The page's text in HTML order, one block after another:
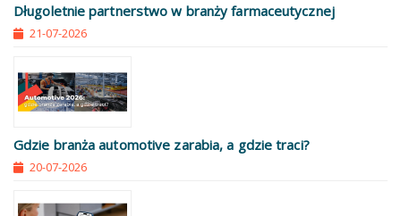
Długoletnie partnerstwo w branży farmaceutycznej
21-07-2026
Gdzie branża automotive zarabia, a gdzie traci?
20-07-2026